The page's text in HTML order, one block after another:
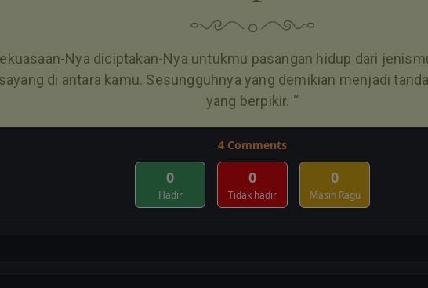
Nya diciptakan-Nya untukmu pasangan hidup dari
di antara kamu. Sesungguhnya yang demikian menjadi
yang berpikir. “
4 Comments
0
Hadir
0
Tidak hadir
0
Masih Ragu